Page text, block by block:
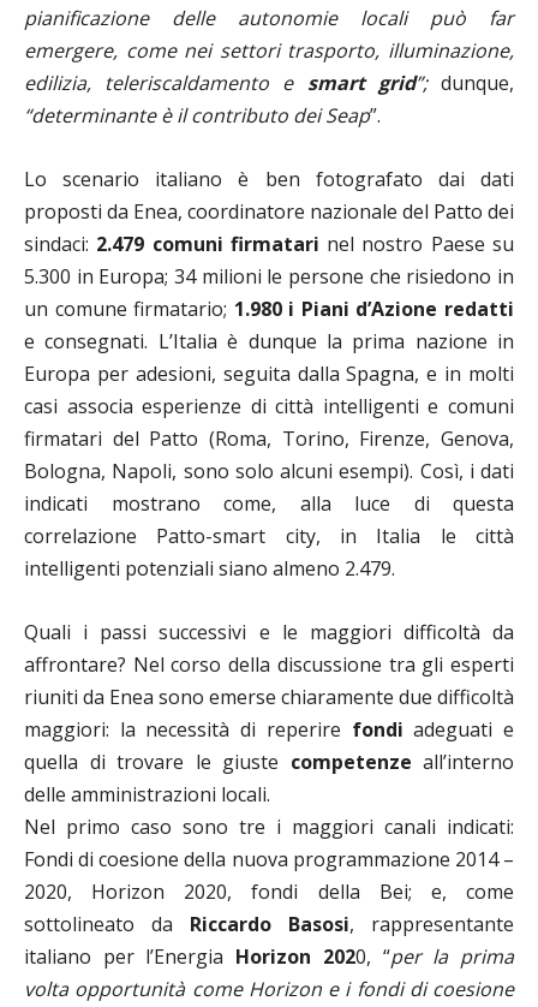
pianificazione delle autonomie locali può far
emergere, come nei settori trasporto, illuminazione,
edilizia, teleriscaldamento e smart grid”;dunque,
“determinante è il contributo dei Seap”.
Lo scenario italiano è ben fotografato dai dati
proposti da Enea, coordinatore nazionale del Patto dei
sindaci: 2.479 comuni firmatari nel nostro Paese su
5.300 in Europa; 34 milioni le persone che risiedono in
un comune firmatario; 1.980 i Piani d’Azione redatti
e consegnati. L’Italia è dunque la prima nazione in
Europa per adesioni, seguita dalla Spagna, e in molti
casi associa esperienze di città intelligenti e comuni
firmatari del Patto (Roma, Torino, Firenze, Genova,
Bologna, Napoli, sono solo alcuni esempi). Così, i dati
indicati mostrano come, alla luce di questa
correlazione Patto-smart city, in Italia le città
intelligenti potenziali siano almeno 2.479.
Quali i passi successivi e le maggiori difficoltà da
affrontare? Nel corso della discussione tra gli esperti
riuniti da Enea sono emerse chiaramente due difficoltà
maggiori: la necessità di reperire fondi adeguati e
quella di trovare le giuste competenze all’interno
delle amministrazioni locali.
Nel primo caso sono tre i maggiori canali indicati:
Fondi di coesione della nuova programmazione 2014 –
2020, Horizon 2020, fondi della Bei; e, come
sottolineato da Riccardo Basosi, rappresentante
italiano per l’Energia Horizon 2020, “per la prima
volta opportunità come Horizon e i fondi di coesione